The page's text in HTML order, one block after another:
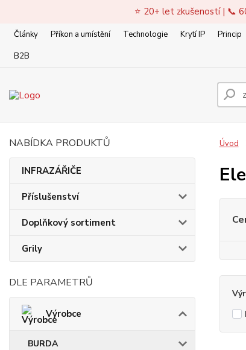
⭐ 20+ let zkušeností | 📞
Články Příkon a umístění Technologie Krytí IP Princip
B2B
NABÍDKA PRODUKTŮ
INFRAZÁŘIČE
Příslušenství
Doplňkový sortiment
Grily
DLE PARAMETRŮ
Výrobce
BURDA
Úvod